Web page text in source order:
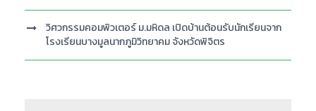
วิศวกรรมคอมพิวเตอร์ ม.มหิดล เปิดบ้านต้อนรับนักเรียนจาก
โรงเรียนบางมูลนากภูมิวิทยาคม จังหวัดพิจิตร